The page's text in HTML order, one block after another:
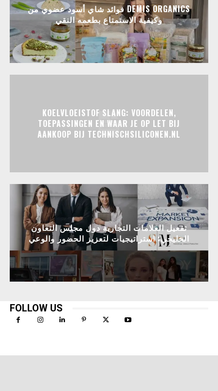
فوائد شاي أسود عضوي من DEMIS ORGANICS
وكيفية الاستمتاع بطعمه النقي
KOELVLOEISTOF SLANG: VOORDELEN,
TOEPASSINGEN EN WAAR JE OP LET BIJ
AANKOOP BIJ TECHNISCHSILICONEN.NL
تفعيل العلامات التجارية دول مجلس التعاون
الخليجي: استراتيجيات لتعزيز الحضور والوعي
FOLLOW US